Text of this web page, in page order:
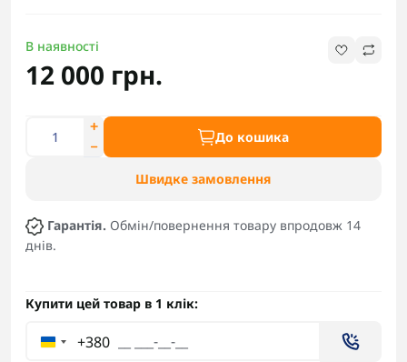
В наявності
12 000 грн.
До кошика
Швидке замовлення
Гарантія. Обмін/повернення товару впродовж 14
днів.
Купити цей товар в 1 клік:
+380